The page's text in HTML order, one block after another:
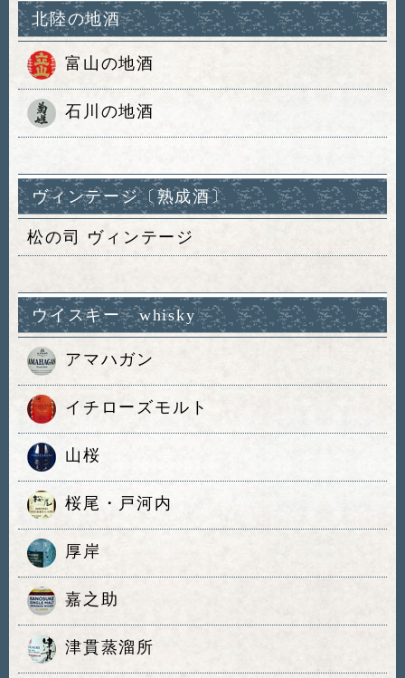
北陸の地酒
富山の地酒
石川の地酒
ヴィンテージ〔熟成酒〕
松の司 ヴィンテージ
ウイスキー whisky
アマハガン
イチローズモルト
山桜
桜尾・戸河内
厚岸
嘉之助
津貫蒸溜所